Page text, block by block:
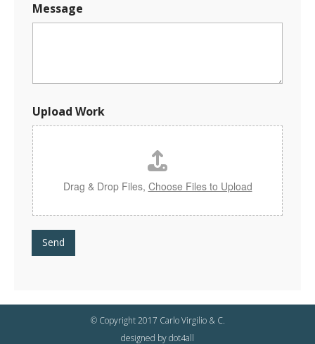
l
E
Message
Upload Work
Drag & Drop Files, Choose Files to Upload
Send
© Copyright 2017 Carlo Virgilio & C.
designed bydot4all